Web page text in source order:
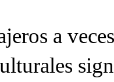
a